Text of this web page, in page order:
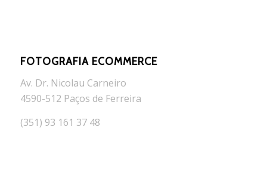
FOTOGRAFIA ECOMMERCE
Av. Dr. Nicolau Carneiro
4590-512 Paços de Ferreira
(351) 93 161 37 48